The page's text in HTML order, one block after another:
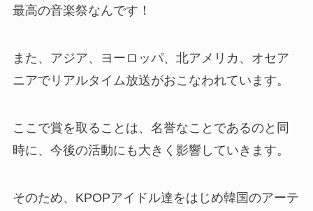
最高の音楽祭なんです！
また、アジア、ヨーロッパ、北アメリカ、オセア
ニアでリアルタイム放送がおこなわれています。
ここで賞を取ることは、名誉なことであるのと同
時に、今後の活動にも大きく影響していきます。
そのため、KPOPアイドル達をはじめ韓国のアーテ